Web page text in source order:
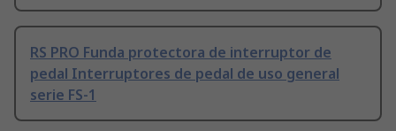
RS PRO Funda protectora de interruptor de
pedal Interruptores de pedal de uso general
serie FS-1